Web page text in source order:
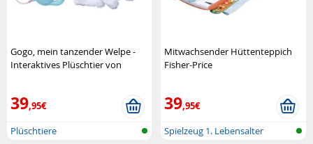
Gogo, mein tanzender Welpe -
Interaktives Plüschtier von
39,95€
Plüschtiere
Mitwachsender Hüttenteppich
Fisher-Price
39,95€
Spielzeug 1. Lebensalter